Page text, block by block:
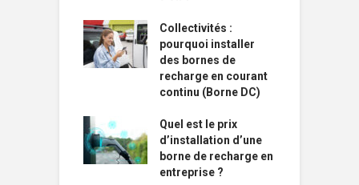
Collectivités :
pourquoi installer
des bornes de
recharge en courant
continu (Borne DC)
Quel est le prix
d’installation d’une
borne de recharge en
entreprise ?